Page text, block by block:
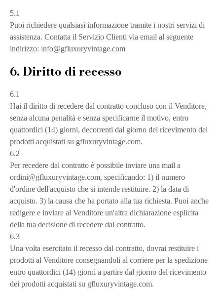
5.1
Puoi richiedere qualsiasi informazione tramite i nostri servizi di
assistenza. Contatta il Servizio Clienti via email al seguente
indirizzo: info@gfluxuryvintage.com
6. Diritto di recesso
6.1
Hai il diritto di recedere dal contratto concluso con il Venditore,
senza alcuna penalità e senza specificarne il motivo, entro
quattordici (14) giorni, decorrenti dal giorno del ricevimento dei
prodotti acquistati su gfluxuryvintage.com.
6.2
Per recedere dal contratto è possibile inviare una mail a
ordini@gfluxuryvintage.com, specificando: 1) il numero
d'ordine dell'acquisto che si intende restituire. 2) la data di
acquisto. 3) la causa che ha portato alla tua richiesta. Puoi anche
redigere e inviare al Venditore un'altra dichiarazione esplicita
della tua decisione di recedere dal contratto.
6.3
Una volta esercitato il recesso dal contratto, dovrai restituire i
prodotti al Venditore consegnandoli al corriere per la spedizione
entro quattordici (14) giorni a partire dal giorno del ricevimento
dei prodotti acquistati su gfluxuryvintage.com.